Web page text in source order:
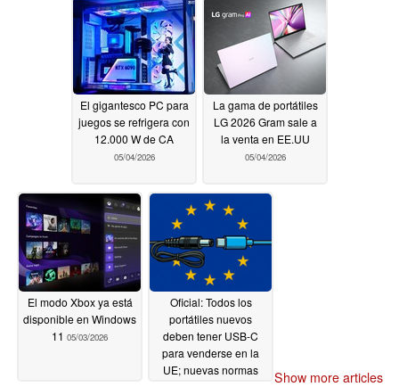
El gigantesco PC para
juegos se refrigera con
12.000 W de CA
05/04/2026
La gama de portátiles
LG 2026 Gram sale a
la venta en EE.UU
05/04/2026
El modo Xbox ya está
disponible en Windows
11 05/03/2026
Oficial: Todos los
portátiles nuevos
deben tener USB-C
para venderse en la
UE; nuevas normas
Show more articles